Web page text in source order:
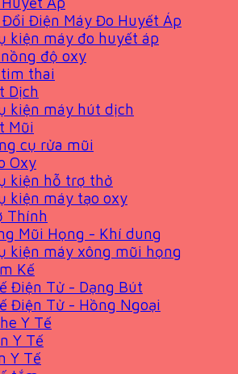
Đổi Điện Máy Đo Huyết Áp
kiện máy đo huyết áp
độ oxy
thai
Dịch
kiện máy hút dịch
Mũi
cụ rửa mũi
Oxy
kiện hỗ trợ thở
kiện máy tạo oxy
Thính
Mũi Họng - Khí dung
kiện máy xông mũi họng
Kế
Điện Tử - Dạng Bút
Điện Tử - Hồng Ngoại
Y Tế
Y Tế
Y Tế